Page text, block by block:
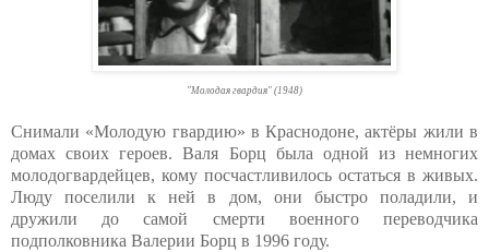
"Молодая гвардия" (1948)
Снимали «Молодую гвардию» в Краснодоне, актёры жили в
домах своих героев. Валя Борц была одной из немногих
молодогвардейцев, кому посчастливилось остаться в живых.
Люду поселили к ней в дом, они быстро поладили, и
дружили до самой смерти военного переводчика
подполковника Валерии Борц в 1996 году.